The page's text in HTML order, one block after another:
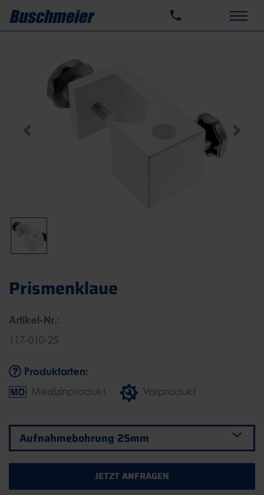
Previous Next
Prismenklaue
Artikel-Nr.:
117-010-25
Produktarten:
Medizinprodukt Vorprodukt
JETZT ANFRAGEN